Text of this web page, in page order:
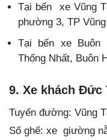
Tại bến xe Vũng
phường 3, TP
Tại bến xe Buôn
Thống Nhất, Buôn
9. Xe khách Đức
Tuyến đường: Vũng
Số ghế: xe giường